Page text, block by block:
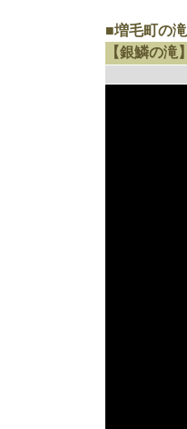
■増毛町の滝
【銀鱗の滝】